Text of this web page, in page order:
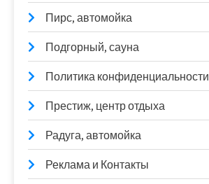
Пирс, автомойка
Подгорный, сауна
Политика конфиденциальности
Престиж, центр отдыха
Радуга, автомойка
Реклама и Контакты